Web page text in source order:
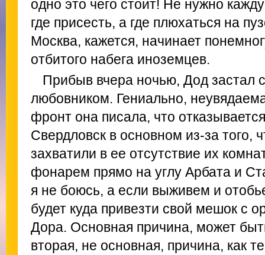
одно это чего стоит! Не нужно
где присесть, а где плюхаться на
Москва, кажется, начинает
отбитого набега иноземцев.
Прибыв вчера ночью, Дод застал
любовником. Гениально,
фронт она писала, что
Свердловск в основном из-за того,
захватили в ее отсутствие их
фонарем прямо на углу Арбата и
я не боюсь, а если выживем и
будет куда привезти свой мешок с
Дора. Основная причина, может
вторая, не основная, причина, как